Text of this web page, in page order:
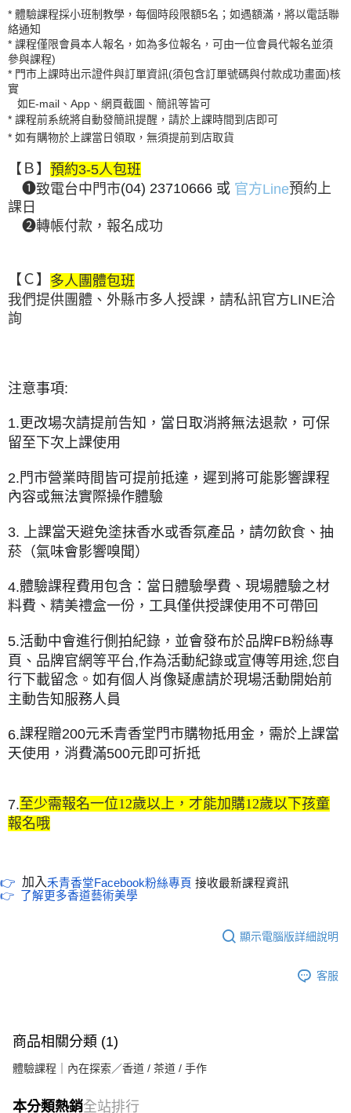
* 體驗課程採小班制教學，每個時段限額5名；如遇額滿，將以電話聯
絡通知
* 課程僅限會員本人報名，如為多位報名，可由一位會員代報名並須
參與課程)
* 門市上課時出示證件與訂單資訊(須包含訂單號碼與付款成功畫面)核
實
如E-mail、App、網頁截圖、簡訊等皆可
* 課程前系統將自動發簡訊提醒，請於上課時間到店即可
* 如有購物於上課當日領取，無須提前到店取貨
【Ｂ】 預約3-5人包班
❶致電台中門市(04) 23710666 或 官方Line預約上
課日
❷轉帳付款，報名成功
【Ｃ】 多人團體包班
我們提供團體、外縣市多人授課，請私訊官方LINE洽
詢
注意事項:
1.更改場次請提前告知， 當日取消將無法退款，可保
留至下次上課使用
2.門市營業時間皆可提前抵達 ，遲到將可能影響課程
內容或無法實際操作體驗
3.
上課當天避免塗抹香水或香氛產品，請勿飲食、抽
菸（氣味會影響嗅聞）
4.體驗課程費用包含：當日體驗學費、現場體驗之材
料費、精美禮盒一份，工具僅供授課使用不可帶回
5.活動中會進行側拍紀錄，並會發布於品牌FB粉絲專
頁、品牌官網等平台,作為活動紀錄或宣傳等用途,您自
行下載留念。如有個人肖像疑慮請於現場活動開始前
主動告知服務人員
6.課程贈200元禾青香堂門市購物抵用金，需於上課當
天使用，消費滿500元即可折抵
7.至少需報名一位12歲以上，才能加購12歲以下孩童
報名哦
👉 加入禾青香堂Facebook粉絲專頁 接收最新課程資訊
👉 了解更多香道藝術美學
顯示電腦版詳細說明
客服
商品相關分類 (1)
體驗課程｜內在探索／香道 / 茶道 / 手作
本分類熱銷全站排行